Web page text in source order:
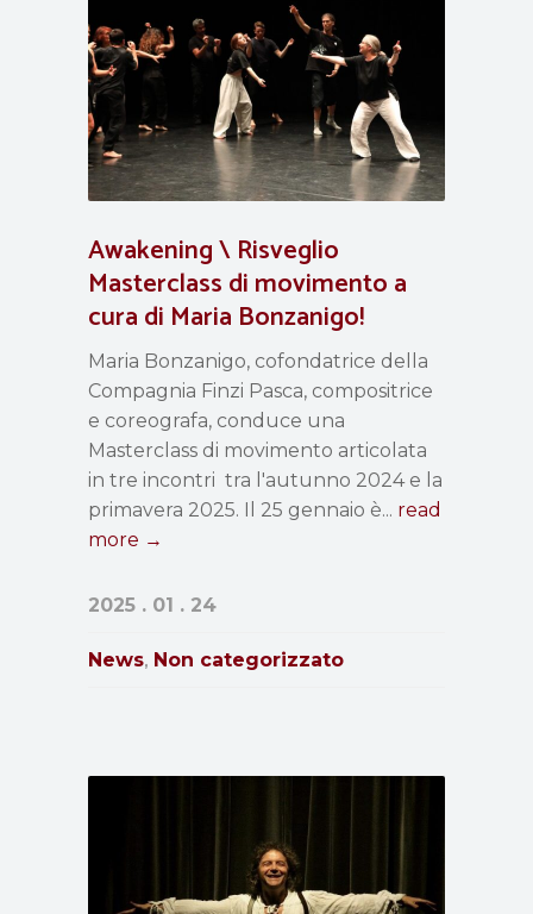
Awakening \ Risveglio
Masterclass di movimento a
cura di Maria Bonzanigo!
Maria Bonzanigo, cofondatrice della
Compagnia Finzi Pasca, compositrice
e coreografa, conduce una
Masterclass di movimento articolata
in tre incontri tra l'autunno 2024 e la
primavera 2025. Il 25 gennaio è... read
more →
2025 . 01 . 24
News, Non categorizzato